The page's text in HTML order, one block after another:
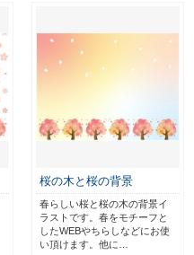
桜の木と桜の背景
春らしい桜と桜の木の背景イ
ラストです。春をモチーフと
したWEBやちらしなどにお使
い頂けます。他に…